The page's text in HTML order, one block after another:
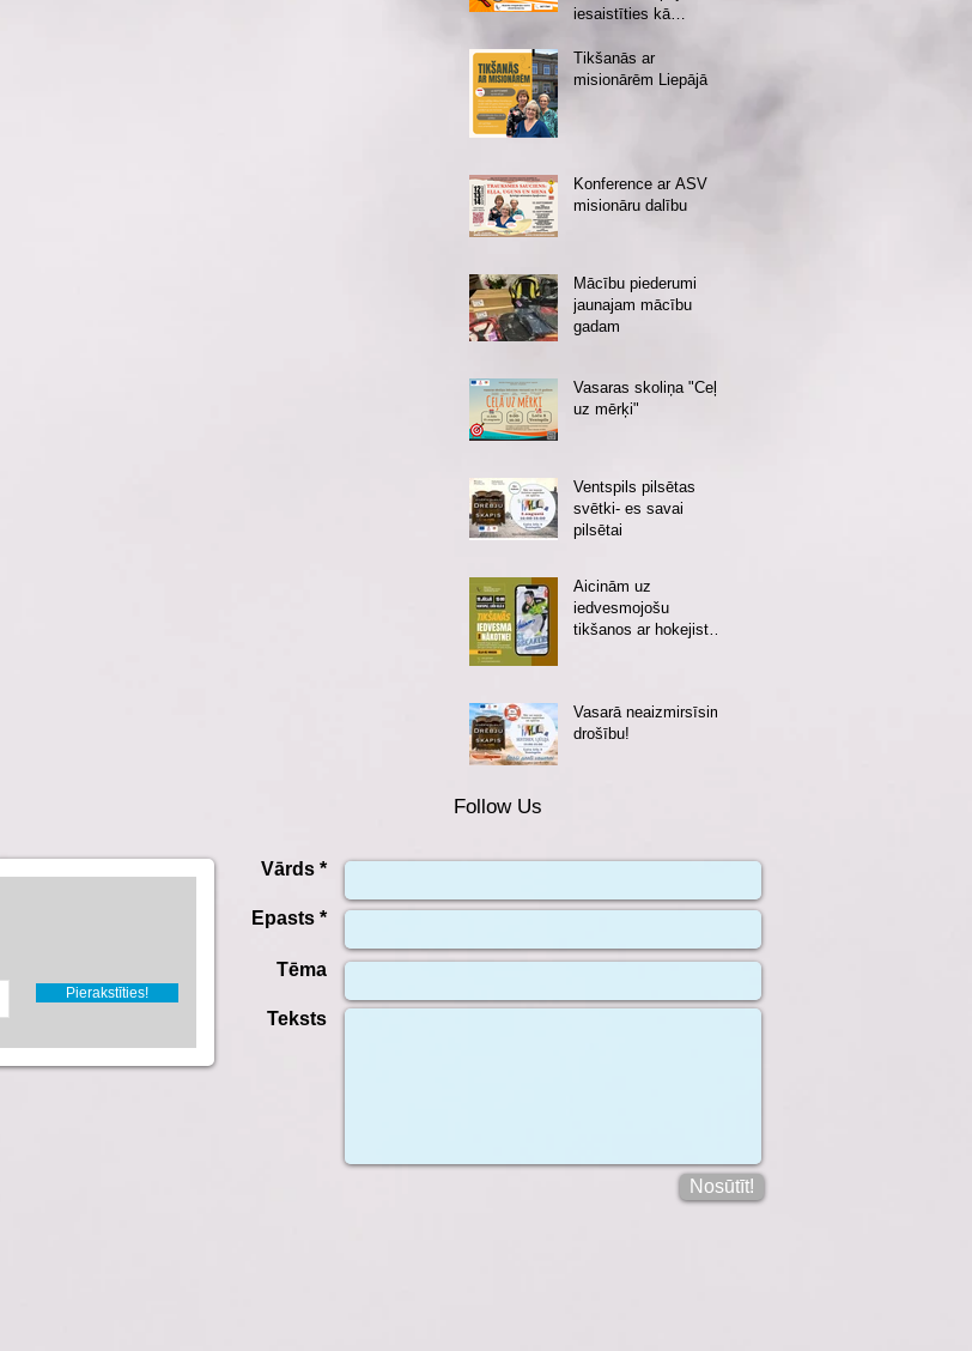
iesaistīties kā
ziedotājam
Tikšanās ar
misionārēm Liepājā
Konference ar ASV
misionāru dalību
Mācību piederumi
jaunajam mācību
gadam
Vasaras skoliņa "Ceļā
uz mērķi"
Ventspils pilsētas
svētki- es savai
pilsētai
Aicinām uz
iedvesmojošu
tikšanos ar hokejistu
Vasarā neaizmirsīsim
drošību!
Follow Us
Pierakstīties!
Vārds *
Epasts *
Tēma
Teksts
Nosūtīt!